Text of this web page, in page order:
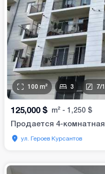
100 m² 3 7/
125,000 $ m² - 1,250 $
Продается 4-
ул. Героев Курсантов